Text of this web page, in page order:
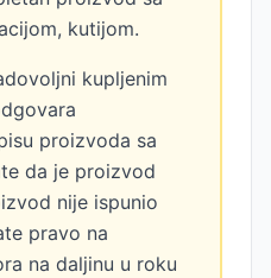
kutijom.
kupljenim
proizvoda sa
da je proizvod
nije ispunio
pravo na
na daljinu u roku